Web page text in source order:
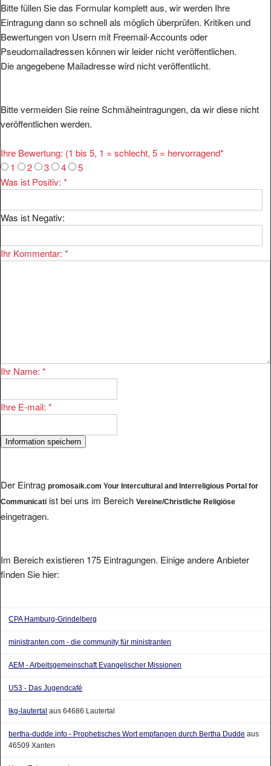
Bitte füllen Sie das Formular komplett aus, wir werden Ihre
Eintragung dann so schnell als möglich überprüfen. Kritiken und
Bewertungen von Usern mit Freemail-Accounts oder
Pseudomailadressen können wir leider nicht veröffentlichen.
Die angegebene Mailadresse wird nicht veröffentlicht.
Bitte vermeiden Sie reine Schmäheintragungen, da wir diese nicht
veröffentlichen werden.
Ihre Bewertung: (1 bis 5, 1 = schlecht, 5 = hervorragend*
1
2 3 4
5
Was ist Positiv: *
Was ist Negativ:
Ihr Kommentar: *
Ihr Name: *
Ihre E-mail: *
Der Eintrag promosaik.com Your Intercultural and Interreligious Portal for
Communicati ist bei uns im Bereich Vereine/Christliche Religiöse
eingetragen.
Im Bereich existieren 175 Eintragungen. Einige andere Anbieter
finden Sie hier:
CPA Hamburg-Grindelberg
ministranten.com - die community für ministranten
AEM - Arbeitsgemeinschaft Evangelischer Missionen
U53 - Das Jugendcafé
lkg-lautertal aus 64686 Lautertal
bertha-dudde.info - Prophetisches Wort empfangen durch Bertha Dudde aus
46509 Xanten